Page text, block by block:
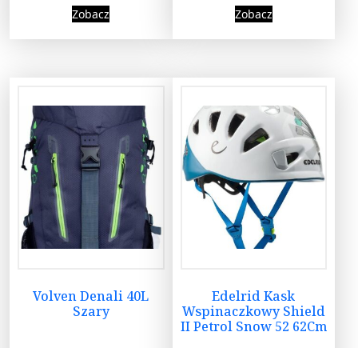
Zobacz Zobacz
Volven Denali 40L
Szary
Edelrid Kask
Wspinaczkowy Shield
II Petrol Snow 52 62Cm